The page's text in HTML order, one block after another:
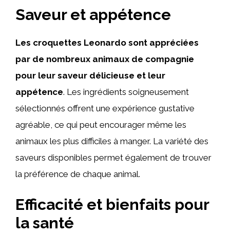
Saveur et appétence
Les croquettes Leonardo sont appréciées
par de nombreux animaux de compagnie
pour leur saveur délicieuse et leur
appétence. Les ingrédients soigneusement
sélectionnés offrent une expérience gustative
agréable, ce qui peut encourager même les
animaux les plus difficiles à manger. La variété des
saveurs disponibles permet également de trouver
la préférence de chaque animal.
Efficacité et bienfaits pour
la santé